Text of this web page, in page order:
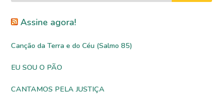
Assine agora!
Canção da Terra e do Céu (Salmo 85)
EU SOU O PÃO
CANTAMOS PELA JUSTIÇA